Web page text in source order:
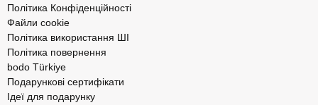
Політика Конфіденційності
Файли cookie
Політика використання ШІ
Політика повернення
bodo Türkiye
Подарункові сертифікати
Ідеї для подарунку